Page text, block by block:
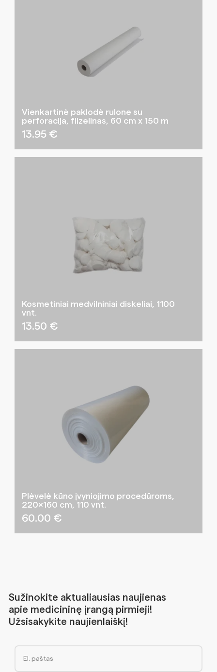
Vienkartinė paklodė rulone su
perforacija, flizelinas, 60 cm x 150 m
13.95 €
Kosmetiniai medvilniniai diskeliai, 1100
vnt.
13.50 €
Plėvelė kūno įvyniojimo procedūroms,
220×160 cm, 110 vnt.
60.00 €
Sužinokite aktualiausias naujienas
apie medicininę įrangą pirmieji!
Užsisakykite naujienlaiškį!